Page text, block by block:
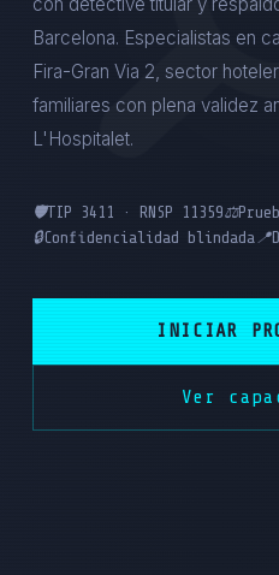
Barcelona. Especialistas en
Fira-Gran Via 2, sector
familiares con plena validez
L'Hospitalet.
🛡️TIP 3411 · RNSP 11359⚖️
🔒Confidencialidad blindada📍
INICIAR
Ver